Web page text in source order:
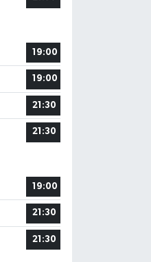
19:00
19:00
21:30
21:30
19:00
21:30
21:30